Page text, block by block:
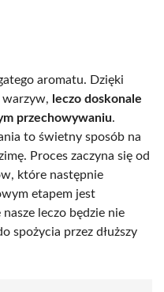
aromatu. Dzięki
leczo doskonale
przechowywaniu.
to świetny sposób na
Proces zaczyna się od
które następnie
etapem jest
leczo będzie nie
spożycia przez dłuższy